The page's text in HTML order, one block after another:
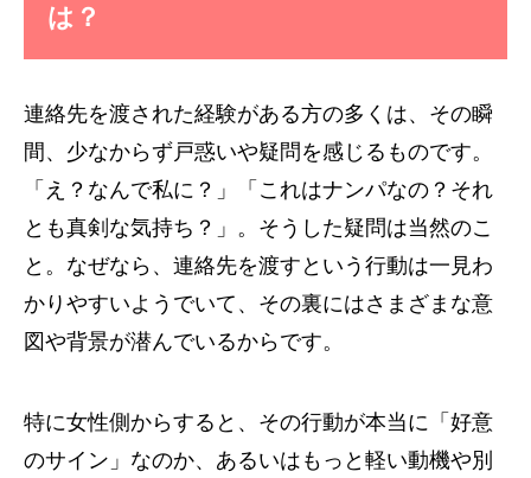
は？
連絡先を渡された経験がある方の多くは、その瞬
間、少なからず戸惑いや疑問を感じるものです。
「え？なんで私に？」「これはナンパなの？それ
とも真剣な気持ち？」。そうした疑問は当然のこ
と。なぜなら、連絡先を渡すという行動は一見わ
かりやすいようでいて、その裏にはさまざまな意
図や背景が潜んでいるからです。
特に女性側からすると、その行動が本当に「好意
のサイン」なのか、あるいはもっと軽い動機や別